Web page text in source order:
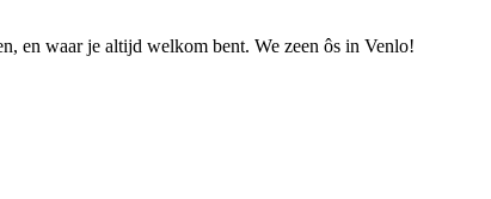
en waar je altijd welkom bent. We zeen ôs in Venlo!